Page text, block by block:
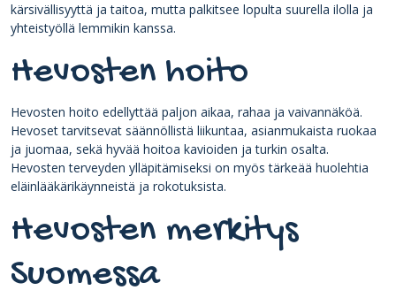
kärsivällisyyttä ja taitoa, mutta palkitsee lopulta suurella ilolla ja
yhteistyöllä lemmikin kanssa.
Hevosten hoito
Hevosten hoito edellyttää paljon aikaa, rahaa ja vaivannäköä.
Hevoset tarvitsevat säännöllistä liikuntaa, asianmukaista ruokaa
ja juomaa, sekä hyvää hoitoa kavioiden ja turkin osalta.
Hevosten terveyden ylläpitämiseksi on myös tärkeää huolehtia
eläinlääkärikäynneistä ja rokotuksista.
Hevosten merkitys
Suomessa